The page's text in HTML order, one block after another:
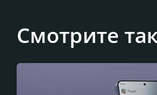
Смотрите